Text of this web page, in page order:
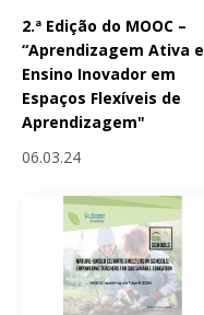
2.ª Edição do MOOC –
“Aprendizagem Ativa e
Ensino Inovador em
Espaços Flexíveis de
Aprendizagem"
06.03.24